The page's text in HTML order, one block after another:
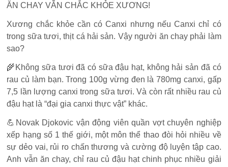
ĂN CHAY VẪN CHẮC KHỎE XƯƠNG!
Xương chắc khỏe cần có Canxi nhưng nếu Canxi chỉ có
trong sữa tươi, thịt cá hải sản. Vậy người ăn chay phải làm
sao?
🌾Không sữa tươi đã có sữa đậu hạt, không hải sản đã có
rau củ làm bạn. Trong 100g vừng đen là 780mg canxi, gấp
7,5 lần lượng canxi trong sữa tươi. Và còn rất nhiều rau củ
đậu hạt là “đại gia canxi thực vật” khác.
💪Novak Djokovic vận động viên quần vợt chuyên nghiệp
xếp hạng số 1 thế giới, một môn thể thao đòi hỏi nhiều về
sự dẻo vai, rủi ro chấn thương và cường độ luyện tập cao.
Anh vẫn ăn chay, chỉ rau củ đậu hạt chinh phục nhiều giải